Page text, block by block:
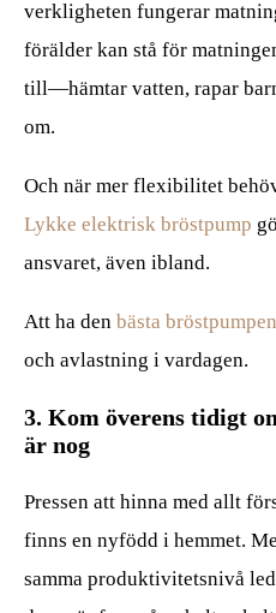
verkligheten fungerar
förälder kan stå för
till—hämtar vatten, rapar
om.
Och när mer flexibilitet
Lykke elektrisk bröstpump
ansvaret, även ibland.
Att ha den bästa bröstpumpen
och avlastning i vardagen.
3. Kom överens tidigt
är nog
Pressen att hinna med allt
finns en nyfödd i hemmet.
samma produktivitetsnivå